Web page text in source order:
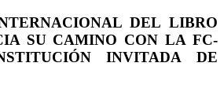
DEL LIBRO
SU CAMINO CON LA FC-
INVITADA DE